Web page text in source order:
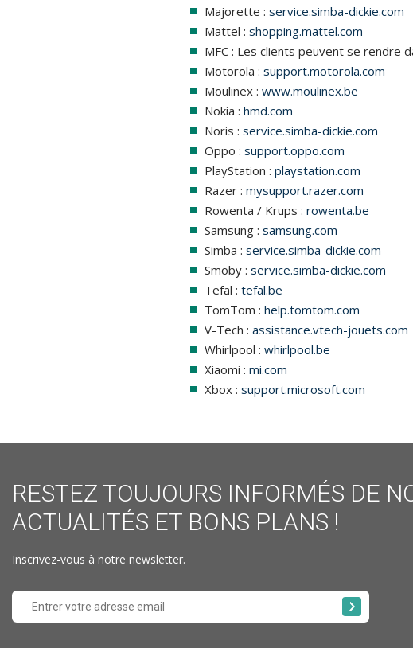
Majorette : service.simba-dickie.com
Mattel : shopping.mattel.com
MFC : Les clients peuvent se rendre
Motorola : support.motorola.com
Moulinex : www.moulinex.be
Nokia : hmd.com
Noris : service.simba-dickie.com
Oppo : support.oppo.com
PlayStation : playstation.com
Razer : mysupport.razer.com
Rowenta / Krups : rowenta.be
Samsung : samsung.com
Simba : service.simba-dickie.com
Smoby : service.simba-dickie.com
Tefal : tefal.be
TomTom : help.tomtom.com
V-Tech : assistance.vtech-jouets.com
Whirlpool : whirlpool.be
Xiaomi : mi.com
Xbox : support.microsoft.com
RESTEZ TOUJOURS INFORMÉS DE
ACTUALITÉS ET BONS PLANS !
Inscrivez-vous à notre newsletter.